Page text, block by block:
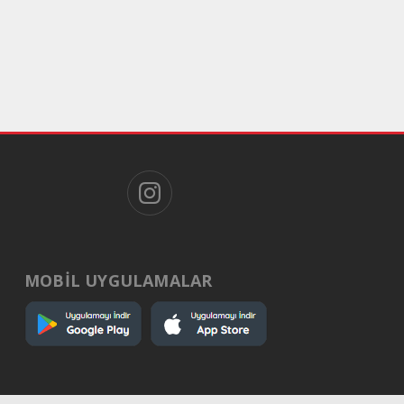
MOBİL UYGULAMALAR